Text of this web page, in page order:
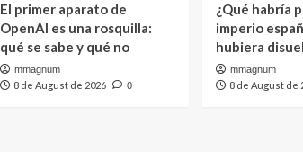
El primer aparato de
OpenAI es una rosquilla:
qué se sabe y qué no
mmagnum
8 de August de 2026 0
¿Qué habría
imperio
hubiera
mmagnum
8 de August de